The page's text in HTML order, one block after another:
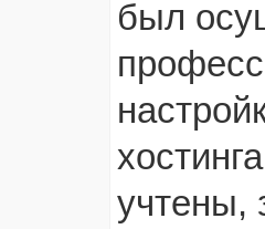
был
учтены,